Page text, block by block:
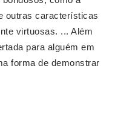
outras características
virtuosas. ... Além
para alguém em
forma de demonstrar